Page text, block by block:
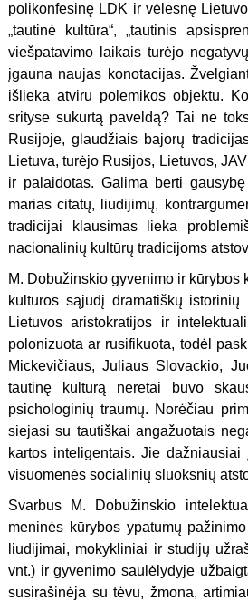
polikonfesinę LDK ir vėlesnę
„tautinė kultūra“, „tautinis
viešpatavimo laikais turėjo
įgauna naujas konotacijas.
išlieka atviru polemikos objektu.
srityse sukurtą paveldą? Tai ne
Rusijoje, glaudžiais bajorų
Lietuva, turėjo Rusijos, Lietuvos,
ir palaidotas. Galima berti
marias citatų, liudijimų,
tradicijai klausimas lieka
nacionalinių kultūrų tradicijoms
M. Dobužinskio gyvenimo ir
kultūros sąjūdį dramatiškų
Lietuvos aristokratijos ir
polonizuota ar rusifikuota, todėl
Mickevičiaus, Juliaus Slovackio,
tautinę kultūrą neretai buvo
psichologinių traumų. Norėčiau
siejasi su tautiškai angažuotais
kartos inteligentais. Jie
visuomenės socialinių sluoksnių
Svarbus M. Dobužinskio
meninės kūrybos ypatumų
liudijimai, mokykliniai ir studijų
vnt.) ir gyvenimo saulėlydyje
susirašinėja su tėvu, žmona,